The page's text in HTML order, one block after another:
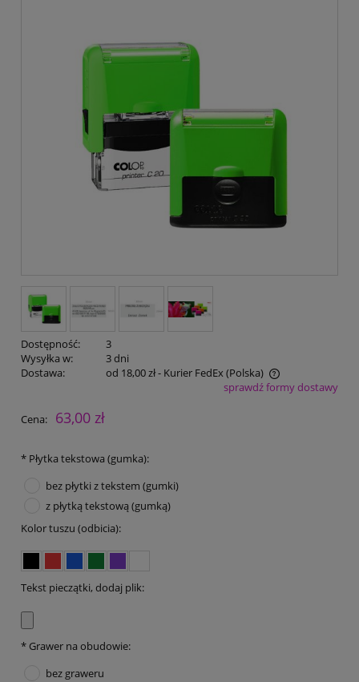
Dostępność:
3
Wysyłka w:
3 dni
Dostawa:
od 18,00 zł- Kurier FedEx(Polska)
Cena nie zawiera ewentualnych kosztów płatnościsprawdź formy dostawy
Cena: 63,00 zł
* Płytka tekstowa (gumka):
bez płytki z tekstem (gumki)
z płytką tekstową (gumką)
Kolor tuszu (odbicia):
Tekst pieczątki, dodaj plik:
* Grawer na obudowie:
bez graweru